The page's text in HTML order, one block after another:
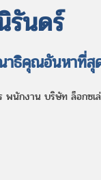
รันดร์
าธิคุณอันหาที่สุ
พนักงาน บริษัท ล็อกซ